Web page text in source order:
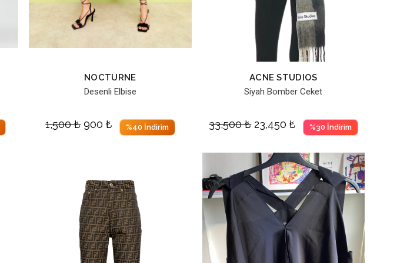
NOCTURNE
Desenli Elbise
1,500₺ 900₺ %40 İndirim
ACNE STUDIOS
Siyah Bomber Ceket
33,500₺ 23,450₺ %30 İndirim